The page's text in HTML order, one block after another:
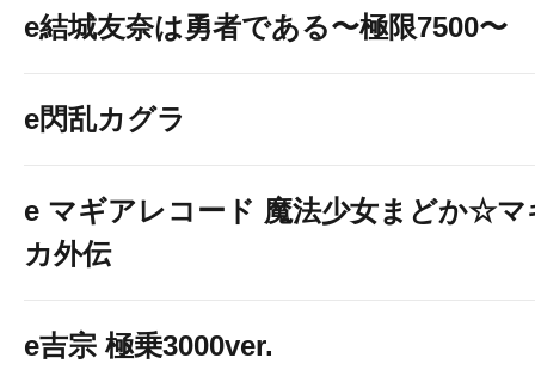
e結城友奈は勇者である〜極限7500〜
e閃乱カグラ
e マギアレコード 魔法少女まどか☆マ
カ外伝
e吉宗 極乗3000ver.